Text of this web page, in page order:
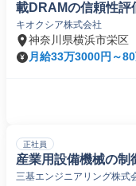
載DRAMの信頼性評
キオクシア株式会社
神奈川県横浜市栄区
月給33万3000円～
正社員
産業用設備機械の制
三基エンジニアリング株式